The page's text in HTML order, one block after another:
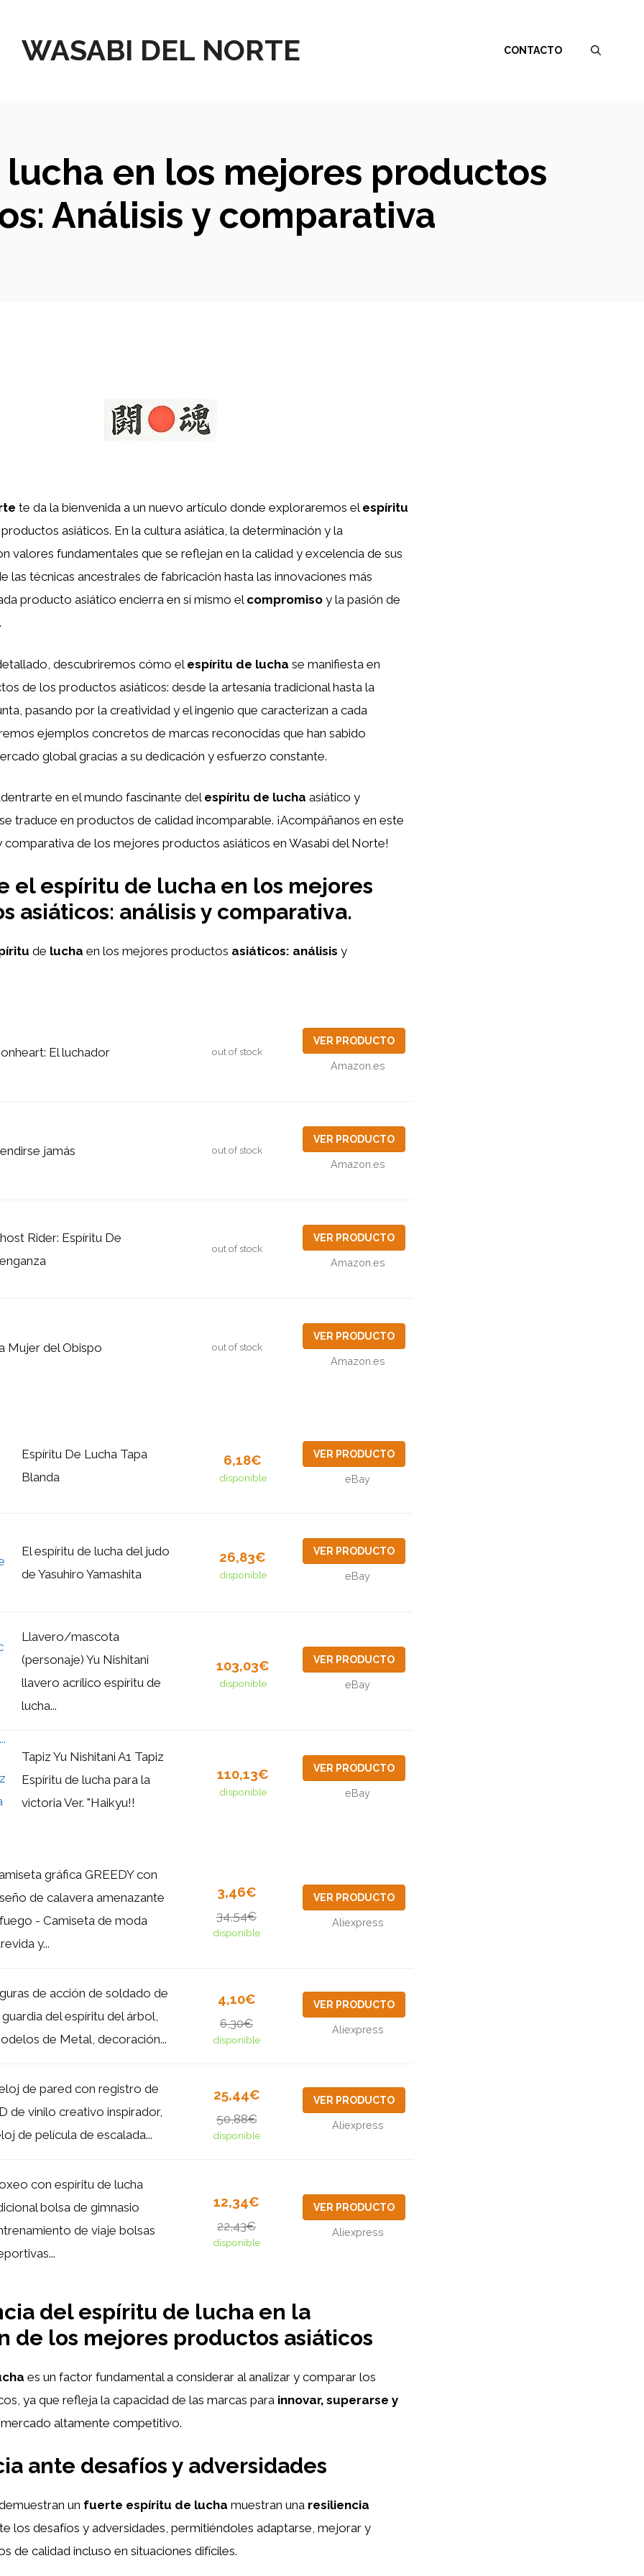
WASABI DEL NORTE CONTACTO
en los mejores productos
Análisis y comparativa
te da la bienvenida a un nuevo artículo donde exploraremos el espíritu
asiáticos. En la cultura asiática, la determinación y la
valores fundamentales que se reflejan en la calidad y excelencia de sus
las técnicas ancestrales de fabricación hasta las innovaciones más
producto asiático encierra en sí mismo elcompromiso y la pasión de
descubriremos cómo el espíritu de lucha se manifiesta en
de los productos asiáticos: desde la artesanía tradicional hasta la
pasando por la creatividad y el ingenio que caracterizan a cada
ejemplos concretos de marcas reconocidas que han sabido
global gracias a su dedicación y esfuerzo constante.
en el mundo fascinante del espíritu de lucha asiático y
traduce en productos de calidad incomparable. ¡Acompáñanos en este
comparativa de los mejores productos asiáticos en Wasabi del Norte!
el espíritu de lucha en los mejores
asiáticos: análisis y comparativa.
de lucha en los mejores productos asiáticos: análisis y
El luchador out of stock
VER PRODUCTO
Amazon.es
jamás out of stock
VER PRODUCTO
Amazon.es
Rider: Espíritu De
out of stock
VER PRODUCTO
Amazon.es
Mujer del Obispo out of stock
VER PRODUCTO
Amazon.es
Espíritu De Lucha Tapa
Blanda
6,18€
disponible
VER PRODUCTO
eBay
El espíritu de lucha del judo
de Yasuhiro Yamashita
26,83€
disponible
VER PRODUCTO
eBay
Llavero/mascota
(personaje) Yu Nishitani
llavero acrílico espíritu de
lucha...
103,03€
disponible
VER PRODUCTO
eBay
Tapiz Yu Nishitani A1 Tapiz
Espíritu de lucha para la
victoria Ver. "Haikyu!!
110,13€
disponible
VER PRODUCTO
eBay
gráfica GREEDY con
de calavera amenazante
- Camiseta de moda
y...
3,46€
34,54€
disponible
VER PRODUCTO
Aliexpress
de acción de soldado de
guardia del espíritu del árbol,
de Metal, decoración...
4,10€
6,30€
disponible
VER PRODUCTO
Aliexpress
de pared con registro de
de vinilo creativo inspirador,
de película de escalada...
25,44€
50,88€
disponible
VER PRODUCTO
Aliexpress
con espíritu de lucha
bolsa de gimnasio
de viaje bolsas
12,34€
22,43€
disponible
VER PRODUCTO
Aliexpress
del espíritu de lucha en la
de los mejores productos asiáticos
es un factor fundamental a considerar al analizar y comparar los
ya que refleja la capacidad de las marcas para innovar, superarse y
altamente competitivo.
ante desafíos y adversidades
un fuerte espíritu de lucha muestran una resiliencia
los desafíos y adversidades, permitiéndoles adaptarse, mejorar y
de calidad incluso en situaciones difíciles.